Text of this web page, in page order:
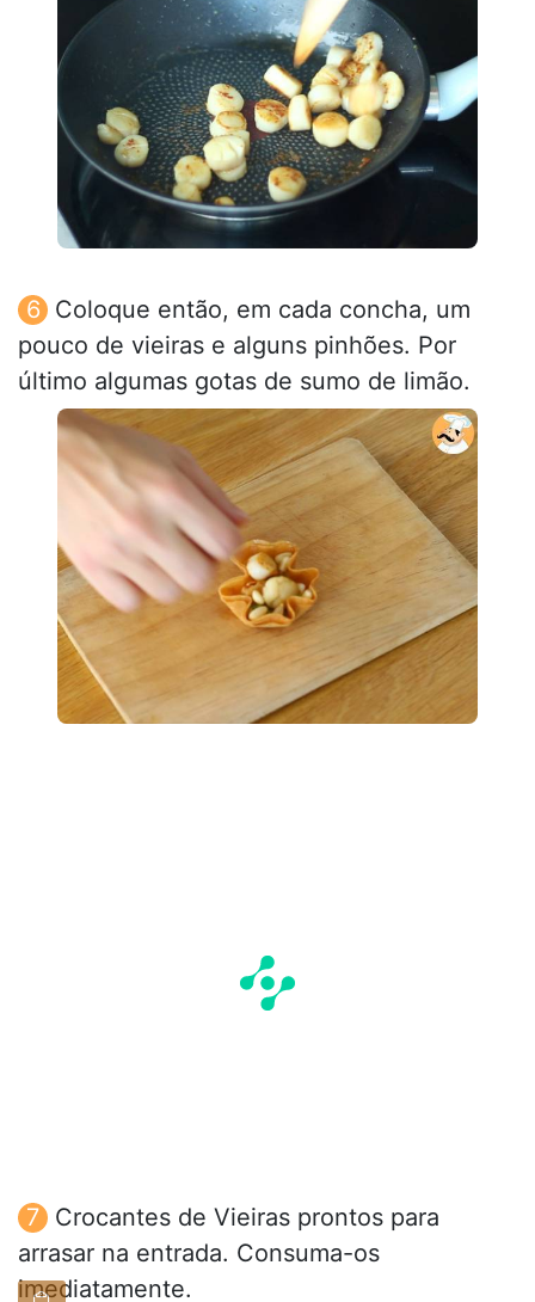
Coloque então, em cada concha, um
pouco de vieiras e alguns pinhões. Por
último algumas gotas de sumo de limão.
Crocantes de Vieiras prontos para
arrasar na entrada. Consuma-os
imediatamente.